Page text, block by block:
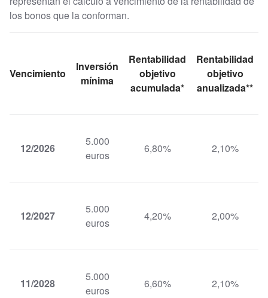
los bonos que la conforman.
Vencimiento
Inversión
mínima
Rentabilidad
objetivo
acumulada*
Rentabilidad
objetivo
anualizada**
12/2026
5.000
euros
6,80% 2,10%
12/2027
5.000
euros
4,20% 2,00%
11/2028
5.000
euros
6,60% 2,10%